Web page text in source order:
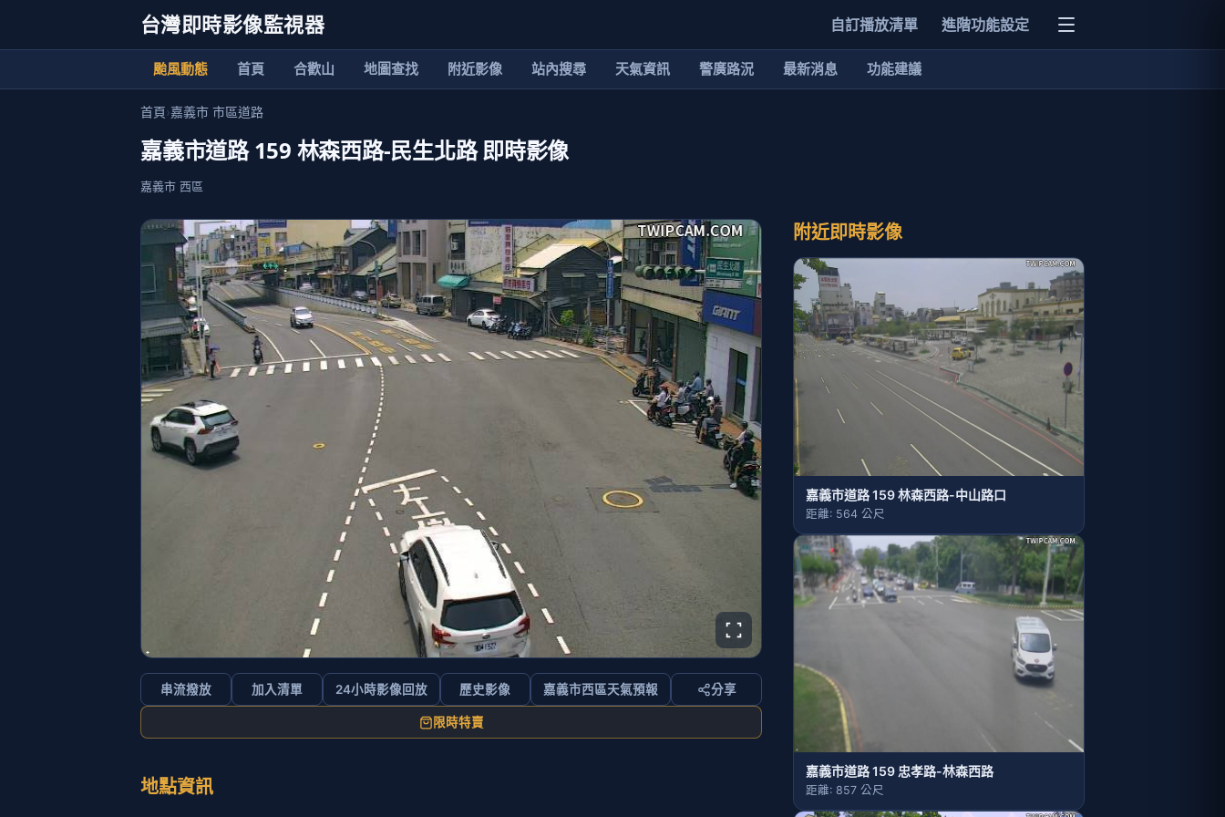
台灣即時影像監視器 自訂播放清單 進階功能設定
颱風動態 首頁 合歡山 地圖查找 附近影像 站內搜尋 天氣資訊 警廣路況 最新消息 功能建議
首頁›嘉義市 市區道路
嘉義市道路 159 林森西路-民生北路 即時影像
嘉義市 西區
串流撥放 加入清單 24小時影像回放 歷史影像 嘉義市西區天氣預報 分享
限時特賣
地點資訊
附近即時影像
嘉義市道路 159 林森西路-中山路口
距離: 564 公尺
嘉義市道路 159 忠孝路-林森西路
距離: 857 公尺